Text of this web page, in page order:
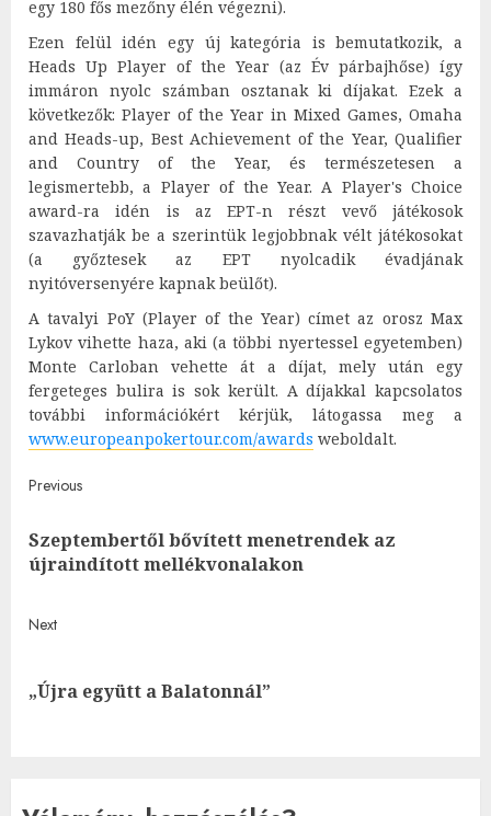
egy 180 fős mezőny élén végezni).
Ezen felül idén egy új kategória is bemutatkozik, a
Heads Up Player of the Year (az Év párbajhőse) így
immáron nyolc számban osztanak ki díjakat. Ezek a
következők: Player of the Year in Mixed Games, Omaha
and Heads-up, Best Achievement of the Year, Qualifier
and Country of the Year, és természetesen a
legismertebb, a Player of the Year. A Player's Choice
award-ra idén is az EPT-n részt vevő játékosok
szavazhatják be a szerintük legjobbnak vélt játékosokat
(a győztesek az EPT nyolcadik évadjának
nyitóversenyére kapnak beülőt).
A tavalyi PoY (Player of the Year) címet az orosz Max
Lykov vihette haza, aki (a többi nyertessel egyetemben)
Monte Carloban vehette át a díjat, mely után egy
fergeteges bulira is sok került. A díjakkal kapcsolatos
további információkért kérjük, látogassa meg a
www.europeanpokertour.com/awards weboldalt.
Post
navigation
Previous
Szeptembertől bővített menetrendek az
újraindított mellékvonalakon
Next
Next
post:
„Újra együtt a Balatonnál”